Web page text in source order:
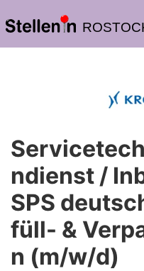
ndienst /
SPS
füll- &
n (m/w/d)